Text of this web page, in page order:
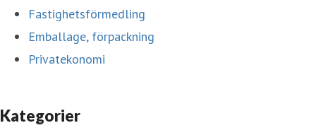
Fastighetsförmedling
Emballage, förpackning
Privatekonomi
Kategorier